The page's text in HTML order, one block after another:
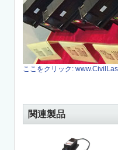
ここをクリック:
関連製品